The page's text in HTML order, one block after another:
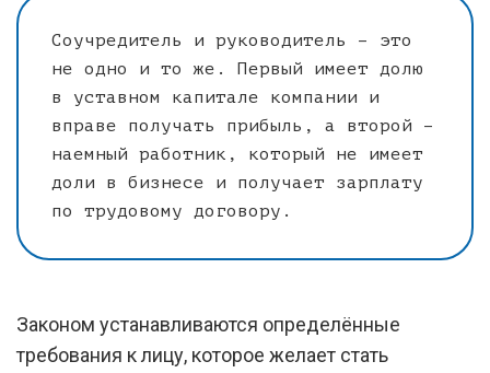
Соучредитель и руководитель – это
не одно и то же. Первый имеет долю
в уставном капитале компании и
вправе получать прибыль, а второй –
наемный работник, который не имеет
доли в бизнесе и получает зарплату
по трудовому договору.
Законом устанавливаются определённые
требования к лицу, которое желает стать